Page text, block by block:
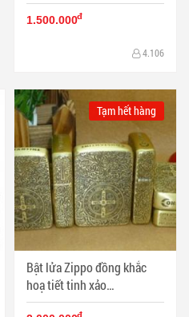
1.500.000đ
4.106
Bật lửa Zippo đồng khắc
hoạ tiết tinh xảo
Constantine
Tạm hết hàng
đ